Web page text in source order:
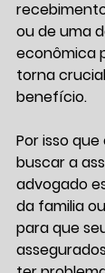
ou de uma
econômica
torna
benefício.
Por isso
buscar a
advogado
da familia
para que